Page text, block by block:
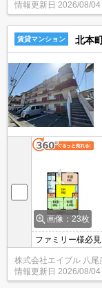
情報更新日 2026/08/04
賃貸マンション 北本
画像：23枚
ファミリー様必
株式会社エイブル 八尾
情報更新日 2026/08/04